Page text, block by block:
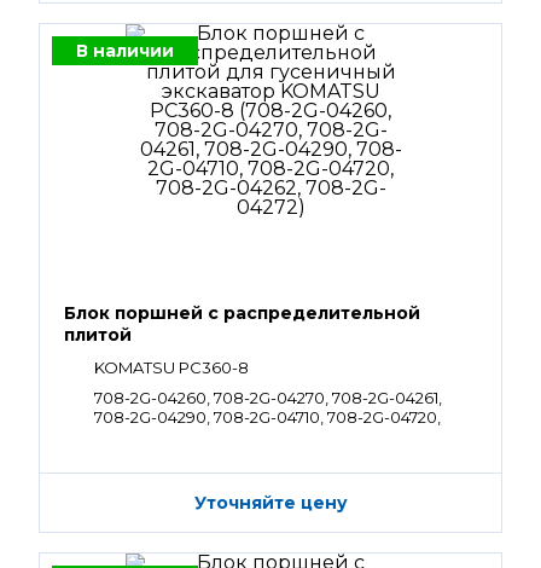
В наличии
Блок поршней c распределительной
плитой
KOMATSU PC360-8
708-2G-04260, 708-2G-04270, 708-2G-04261,
708-2G-04290, 708-2G-04710, 708-2G-04720,
Уточняйте цену